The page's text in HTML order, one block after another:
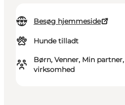
Besøg hjemmeside
Hunde tilladt
Børn, Venner, Min
virksomhed